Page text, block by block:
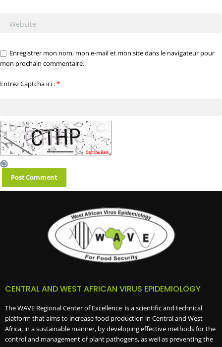
Enregistrer mon nom, mon e-mail et mon site dans le navigateur pour
mon prochain commentaire.
Entrez Captcha ici :*
CENTRAL AND WEST AFRICAN VIRUS EPIDEMIOLOGY
The WAVE Regional Center of Excellence is a scientific and technical
platform that aims to increase food production in Central and West
Africa, in a sustainable manner, by developing effective methods for the
control and management of plant pathogens, as well as preventing the